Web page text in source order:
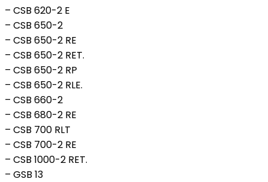
– CSB 620-2 E
– CSB 650-2
– CSB 650-2 RE
– CSB 650-2 RET.
– CSB 650-2 RP
– CSB 650-2 RLE.
– CSB 660-2
– CSB 680-2 RE
– CSB 700 RLT
– CSB 700-2 RE
– CSB 1000-2 RET.
– GSB 13